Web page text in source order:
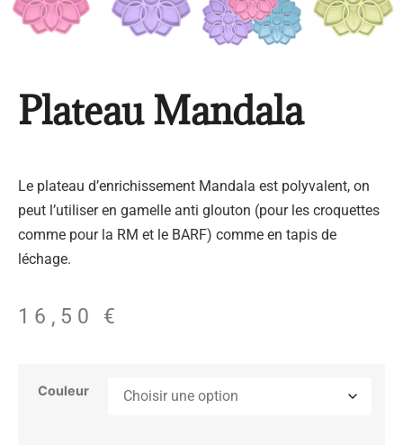
Plateau Mandala
Le plateau d’enrichissement Mandala est polyvalent, on
peut l’utiliser en gamelle anti glouton (pour les croquettes
comme pour la RM et le BARF) comme en tapis de
léchage.
16,50 €
Couleur